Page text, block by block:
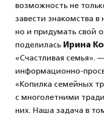
возможность не
завести знакомства
но и придумать свой
поделилась Ирина
«Счастливая семья».
информационно-
«Копилка семейных
с многолетними
них. Наша задача в